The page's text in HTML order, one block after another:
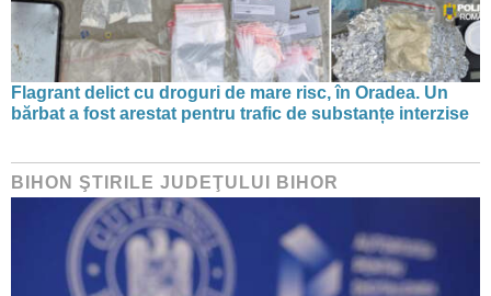
Flagrant delict cu droguri de mare risc, în Oradea. Un
bărbat a fost arestat pentru trafic de substanțe interzise
BIHON ŞTIRILE JUDEŢULUI BIHOR